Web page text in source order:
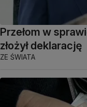
Przełom w
złożył deklarację
ZE ŚWIATA